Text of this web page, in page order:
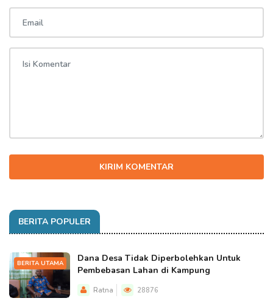
KIRIM KOMENTAR
BERITA POPULER
BERITA UTAMA
Dana Desa Tidak Diperbolehkan Untuk
Pembebasan Lahan di Kampung
Ratna 28876